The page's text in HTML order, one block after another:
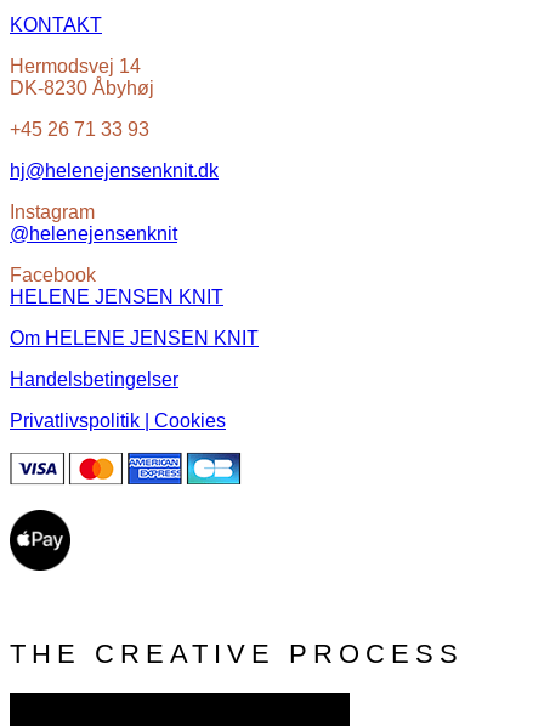
KONTAKT
Hermodsvej 14
DK-8230 Åbyhøj
+45 26 71 33 93
hj@helenejensenknit.dk
Instagram
@helenejensenknit
Facebook
HELENE JENSEN KNIT
Om HELENE JENSEN KNIT
Handelsbetingelser
Privatlivspolitik | Cookies
THE CREATIVE PROCESS